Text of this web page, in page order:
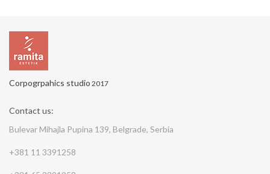
Corpogrpahics studio 2017
Contact us:
Bulevar Mihajla Pupina 139, Belgrade, Serbia
+381 11 3391258